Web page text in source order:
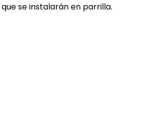
se instalarán en parrilla.